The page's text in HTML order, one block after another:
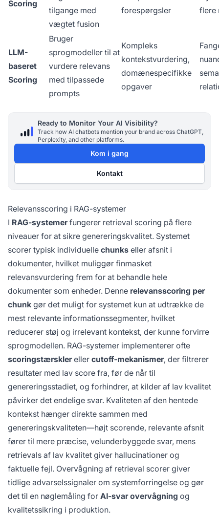
Scoring
tilgange med
vægtet fusion
forespørgsler
flere
LLM-
baseret
Scoring
Bruger
sprogmodeller til at
vurdere relevans
med tilpassede
prompts
Kompleks
kontekstvurdering,
domænespecifikke
opgaver
Ready to Monitor Your AI Visibility?
Track how AI chatbots mention your brand across ChatGPT,
Perplexity, and other platforms.
Kom i gang
Kontakt
Relevansscoring i RAG-systemer
I RAG-systemer fungerer retrieval scoring på flere
niveauer for at sikre genereringskvalitet. Systemet
scorer typisk individuelle chunks eller afsnit i
dokumenter, hvilket muliggør finmasket
relevansvurdering frem for at behandle hele
dokumenter som enheder. Denne relevansscoring per
chunk gør det muligt for systemet kun at udtrække de
mest relevante informationssegmenter, hvilket
reducerer støj og irrelevant kontekst, der kunne forvirre
sprogmodellen. RAG-systemer implementerer ofte
scoringstærsklereller cutoff-mekanismer, der filtrerer
resultater med lav score fra, før de når til
genereringsstadiet, og forhindrer, at kilder af lav kvalitet
påvirker det endelige svar. Kvaliteten af den hentede
kontekst hænger direkte sammen med
genereringskvaliteten—højt scorende, relevante afsnit
fører til mere præcise, velunderbyggede svar, mens
retrievals af lav kvalitet giver hallucinationer og
faktuelle fejl. Overvågning af retrieval scorer giver
tidlige advarselssignaler om systemforringelse og gør
det til en nøglemåling for AI-svar overvågning og
kvalitetssikring i produktion.